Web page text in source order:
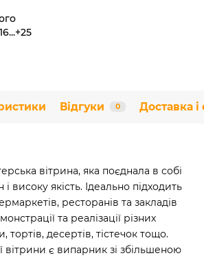
Відгуки 0 Доставка і
вітрина, яка поєднала в собі
високу якість. Ідеально підходить
ресторанів та закладів
та реалізації різних
тортів, десертів, тістечок тощо.
вітрини є випарник зі збільшеною